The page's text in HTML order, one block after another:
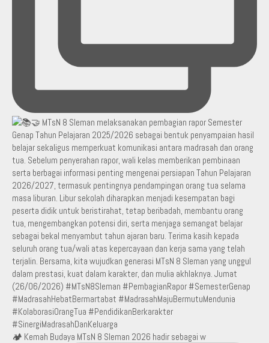
🏕️ Kemah Budaya MTsN 8 Sleman 2026 hadir sebagai w